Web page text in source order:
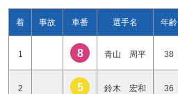
着 事故 車番 選手名 年齢
1 8 青山 周平 38
2 5 鈴木 宏和 36